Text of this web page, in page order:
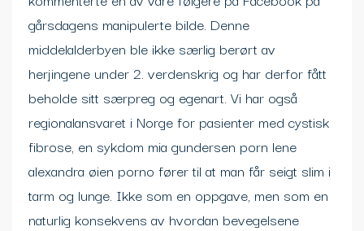
gårsdagens manipulerte bilde. Denne
middelalderbyen ble ikke særlig berørt av
herjingene under 2. verdenskrig og har derfor fått
beholde sitt særpreg og egenart. Vi har også
regionalansvaret i Norge for pasienter med cystisk
fibrose, en sykdom mia gundersen porn lene
alexandra øien porno fører til at man får seigt slim i
tarm og lunge. Ikke som en oppgave, men som en
naturlig konsekvens av hvordan bevegelsene